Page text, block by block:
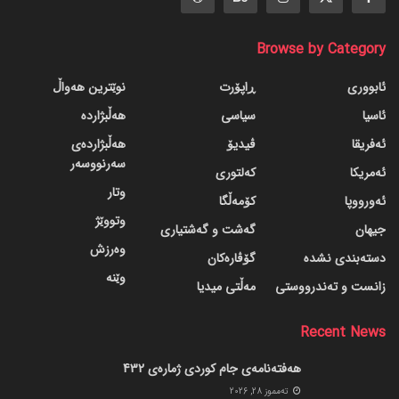
Browse by Category
ئابووری
ئاسیا
ئەفریقا
ئەمریکا
ئەورووپا
جیهان
دسته‌بندی نشده
زانست و تەندرووستی
ڕاپۆرت
سیاسی
ڤیدیۆ
کەلتوری
کۆمەڵگا
گه‌شت و گه‌شتیاری
گۆڤاره‌کان
مەڵتی میدیا
نوێترین هەواڵ
هەڵبژاردە
هەڵبژاردەی
سەرنووسەر
وتار
وتووێژ
وەرزش
وێنە
Recent News
هەفتەنامەی جام کوردی ژمارەی 432
ته‌مموز 28, 2026